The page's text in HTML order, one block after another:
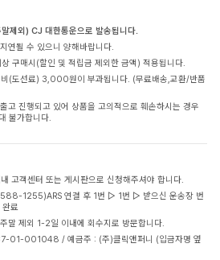
제외) CJ 대한통운으로 발송됩니다.
연될 수 있으니 양해바랍니다.
구매시(할인 및 적립금 제외한 금액) 적용됩니다.
(도선료) 3,000원이 부과됩니다. (무료배송,교환/반품
고 진행되고 있어 상품을 고의적으로 훼손하시는 경우
불가합니다.
고객센터 또는 게시판으로 신청해주셔야 합니다.
1255)ARS 연결 후 1번 ▷ 1번 ▷ 받으신 운송장 번
료
말 제외 1-2일 이내에 회수지로 방문합니다.
01-001048 / 예금주 : (주)클릭앤퍼니 (입금자명 옆